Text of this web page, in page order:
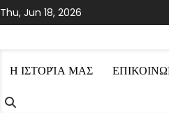
Skip
to
Thu, Jun 18, 2026
Η ΙΣΤΟΡΊΑ ΜΑΣ